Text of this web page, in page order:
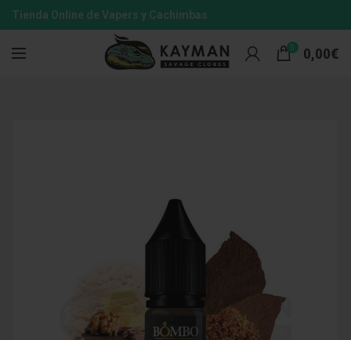
Tienda Online de Vapers y Cachimbas
0 0,00€